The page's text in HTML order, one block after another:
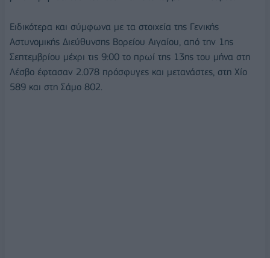
Ειδικότερα και σύμφωνα με τα στοιχεία της Γενικής
Αστυνομικής Διεύθυνσης Βορείου Αιγαίου, από την 1ης
Σεπτεμβρίου μέχρι τις 9:00 το πρωί της 13ης του μήνα στη
Λέσβο έφτασαν 2.078 πρόσφυγες και μετανάστες, στη Χίο
589 και στη Σάμο 802.